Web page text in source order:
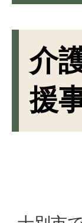
介
援